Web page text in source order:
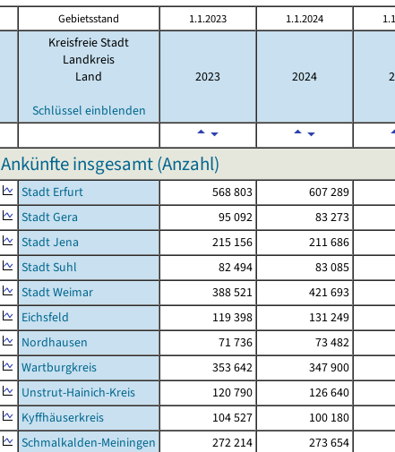
Gebietsstand 1.1.2023 1.1.2024
Kreisfreie Stadt
Landkreis
Land
Schlüssel einblenden
2023 2024
Ankünfte insgesamt (Anzahl)
Stadt Erfurt 568 803 607 289
Stadt Gera
95 092 83 273
Stadt Jena
215 156 211 686
Stadt Suhl
82 494 83 085
Stadt Weimar
388 521 421 693
Eichsfeld
119 398 131 249
Nordhausen
71 736 73 482
Wartburgkreis
353 642 347 900
Unstrut-Hainich-Kreis
120 790 126 640
Kyffhäuserkreis
104 527 100 180
Schmalkalden-Meiningen
272 214 273 654